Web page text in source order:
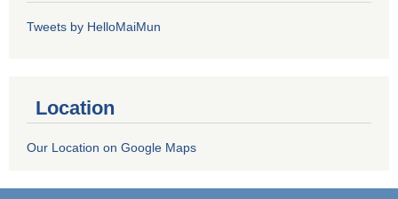
Tweets by HelloMaiMun
Location
Our Location on Google Maps